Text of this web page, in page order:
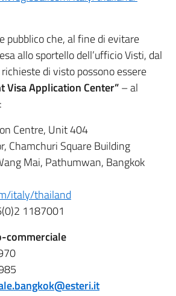
pubblico che, al fine di evitare
allo sportello dell’ufficio Visti, dal
di visto possono essere
Visa Application Center”– al
Centre, Unit 404
Chamchuri Square Building
Mai, Pathumwan, Bangkok
italy/thailand
1187001
commerciale